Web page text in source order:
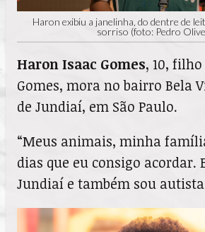
Haron exibiu a janelinha, do dentre de
sorriso (foto: Pedro
Haron Isaac Gomes, 10,
Gomes, mora no bairro Bela
de Jundiaí, em São Paulo.
“Meus animais, minha
dias que eu consigo acordar.
Jundiaí e também sou